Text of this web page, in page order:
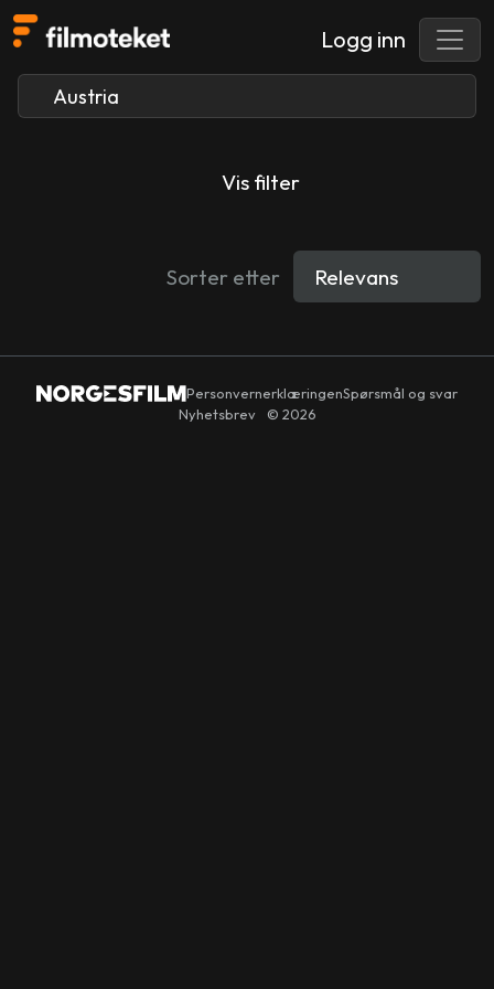
Logg inn
Vis filter
Sorter etter
PersonvernerklæringenSpørsmål og svar
Nyhetsbrev
© 2026